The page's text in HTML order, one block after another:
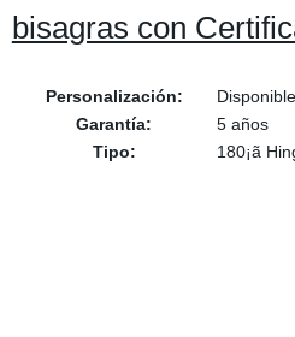
bisagras con
Personalización:
Disponible
Garantía:
5 años
Tipo:
180¡ã